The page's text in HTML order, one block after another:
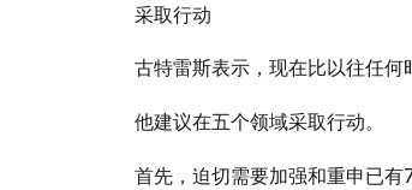
采取行动
古特雷斯表示，现在比以往任何
他建议在五个领域采取行动。
首先，迫切需要加强和重申已有